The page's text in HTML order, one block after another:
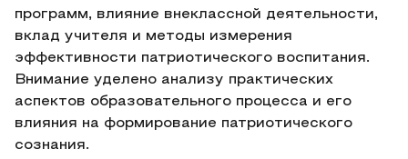
программ, влияние внеклассной деятельности,
вклад учителя и методы измерения
эффективности патриотического воспитания.
Внимание уделено анализу практических
аспектов образовательного процесса и его
влияния на формирование патриотического
сознания.